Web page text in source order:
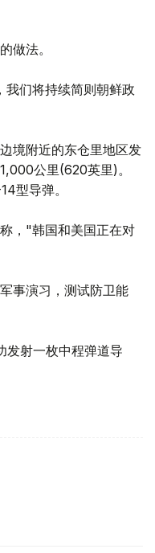
做法。
们将持续简则朝鲜政
境附近的东仓里地区发
公里(620英里)。
型导弹。
，"韩国和美国正在对
事演习，测试防卫能
发射一枚中程弹道导